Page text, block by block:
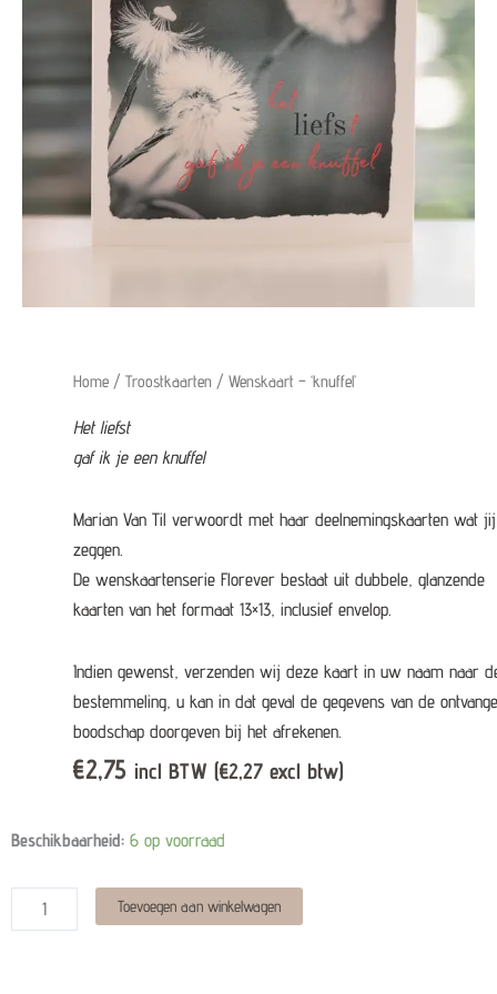
Home/ Troostkaarten / Wenskaart – ‘knuffel’
Het liefst
gaf ik je een knuffel
Marian Van Til verwoordt met haar deelnemingskaarten wat
zeggen.
De wenskaartenserie Florever bestaat uit dubbele, glanzende
kaarten van het formaat 13×13, inclusief envelop.
Indien gewenst, verzenden wij deze kaart in uw naam naar
bestemmeling, u kan in dat geval de gegevens van de
boodschap doorgeven bij het afrekenen.
€2,75 incl BTW (€2,27excl btw)
Beschikbaarheid: 6 op voorraad
Wenskaart
'knuffel'
quantity
Toevoegen aan winkelwagen